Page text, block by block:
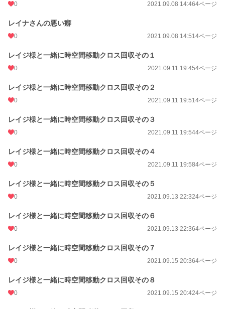
0 2021.09.08 14:464ページ
レイナさんの悪い癖
0 2021.09.08 14:514ページ
レイジ様と一緒に時空間移動クロス回収その１
0 2021.09.11 19:454ページ
レイジ様と一緒に時空間移動クロス回収その２
0 2021.09.11 19:514ページ
レイジ様と一緒に時空間移動クロス回収その３
0 2021.09.11 19:544ページ
レイジ様と一緒に時空間移動クロス回収その４
0 2021.09.11 19:584ページ
レイジ様と一緒に時空間移動クロス回収その５
0 2021.09.13 22:324ページ
レイジ様と一緒に時空間移動クロス回収その６
0 2021.09.13 22:364ページ
レイジ様と一緒に時空間移動クロス回収その７
0 2021.09.15 20:364ページ
レイジ様と一緒に時空間移動クロス回収その８
0 2021.09.15 20:424ページ